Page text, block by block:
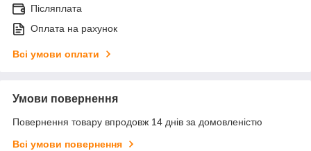
Післяплата
Оплата на рахунок
Всі умови оплати
Умови повернення
Повернення товару впродовж 14 днів за домовленістю
Всі умови повернення